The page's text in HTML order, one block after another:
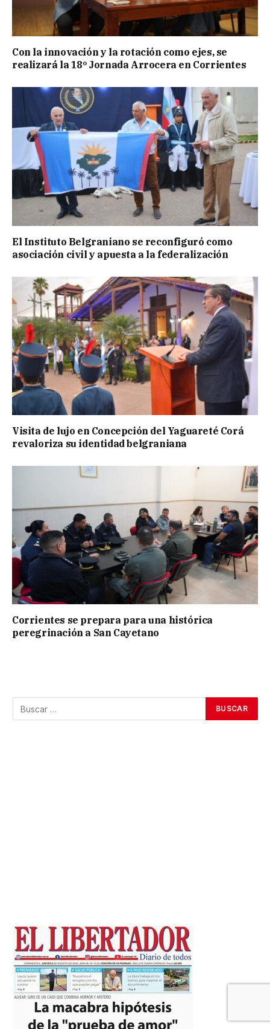
Con la innovación y la rotación como ejes, se
realizará la 18º Jornada Arrocera en Corrientes
El Instituto Belgraniano se reconfiguró como
asociación civil y apuesta a la federalización
Visita de lujo en Concepción del Yaguareté Corá
revaloriza su identidad belgraniana
Corrientes se prepara para una histórica
peregrinación a San Cayetano